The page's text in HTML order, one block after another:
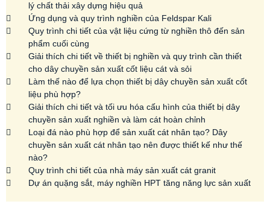
lý chất thải xây dựng hiệu quả
Ứng dụng và quy trình nghiền của Feldspar Kali
Quy trình chi tiết của vật liệu cứng từ nghiền thô đến sản
phẩm cuối cùng
Giải thích chi tiết về thiết bị nghiền và quy trình cần thiết
cho dây chuyền sản xuất cốt liệu cát và sỏi
Làm thế nào để lựa chọn thiết bị dây chuyền sản xuất cốt
liệu phù hợp?
Giải thích chi tiết và tối ưu hóa cấu hình của thiết bị dây
chuyền sản xuất nghiền và làm cát hoàn chỉnh
Loại đá nào phù hợp để sản xuất cát nhân tạo? Dây
chuyền sản xuất cát nhân tạo nên được thiết kế như thế
nào?
Quy trình chi tiết của nhà máy sản xuất cát granit
Dự án quặng sắt, máy nghiền HPT tăng năng lực sản xuất